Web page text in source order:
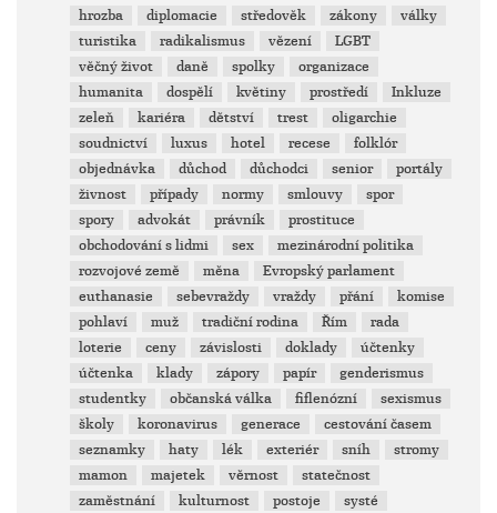
hrozba
diplomacie středověk zákony
války
turistika
radikalismus vězení
LGBT
věčný život
daně spolky
organizace
humanita
dospělí květiny prostředí
Inkluze
zeleň
kariéra dětství trest
oligarchie
soudnictví
luxus hotel recese
folklór
objednávka
důchod důchodci senior
portály
živnost
případy normy smlouvy
spor
spory
advokát právník
prostituce
obchodování s lidmi
sex
mezinárodní politika
rozvojové země
měna
Evropský parlament
euthanasie
sebevraždy vraždy přání
komise
pohlaví
muž tradiční rodina Řím
rada
loterie
ceny závislosti doklady
účtenky
účtenka
klady zápory papír
genderismus
studentky
občanská válka fiflenózní
sexismus
školy
koronavirus generace
cestování časem
seznamky
haty lék exteriér sníh
stromy
mamon
majetek věrnost
statečnost
zaměstnání
kulturnost postoje systé